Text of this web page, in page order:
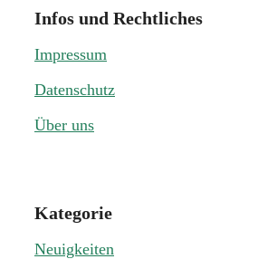
Infos und Rechtliches
Impressum
Datenschutz
Über uns
Kategorie
Neuigkeiten